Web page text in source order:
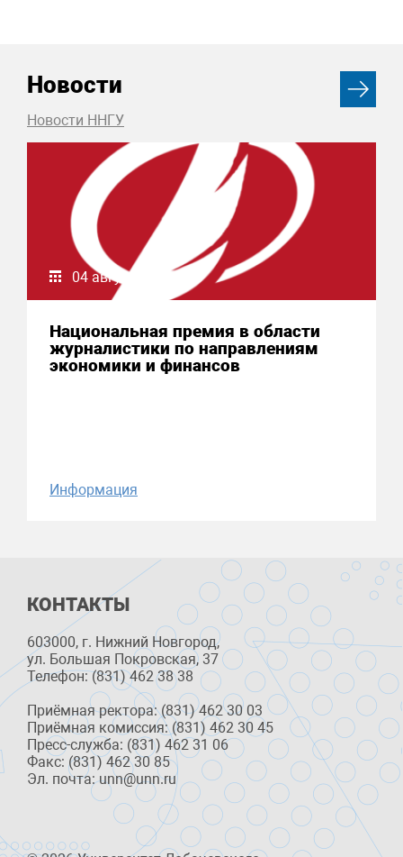
Новости
Новости ННГУ
04 августа 2026
Национальная премия в области
журналистики по направлениям
экономики и финансов
Информация
КОНТАКТЫ
603000, г. Нижний Новгород,
ул. Большая Покровская, 37
Телефон: (831) 462 38 38
Приёмная ректора: (831) 462 30 03
Приёмная комиссия: (831) 462 30 45
Пресс-служба: (831) 462 31 06
Факс: (831) 462 30 85
Эл. почта: unn@unn.ru